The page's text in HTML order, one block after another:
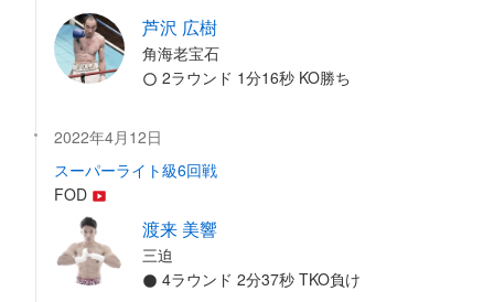
芦沢 広樹
角海老宝石
2ラウンド 1分16秒 KO勝ち
2022年4月12日
スーパーライト級6回戦
FOD
渡来 美響
三迫
4ラウンド 2分37秒 TKO負け